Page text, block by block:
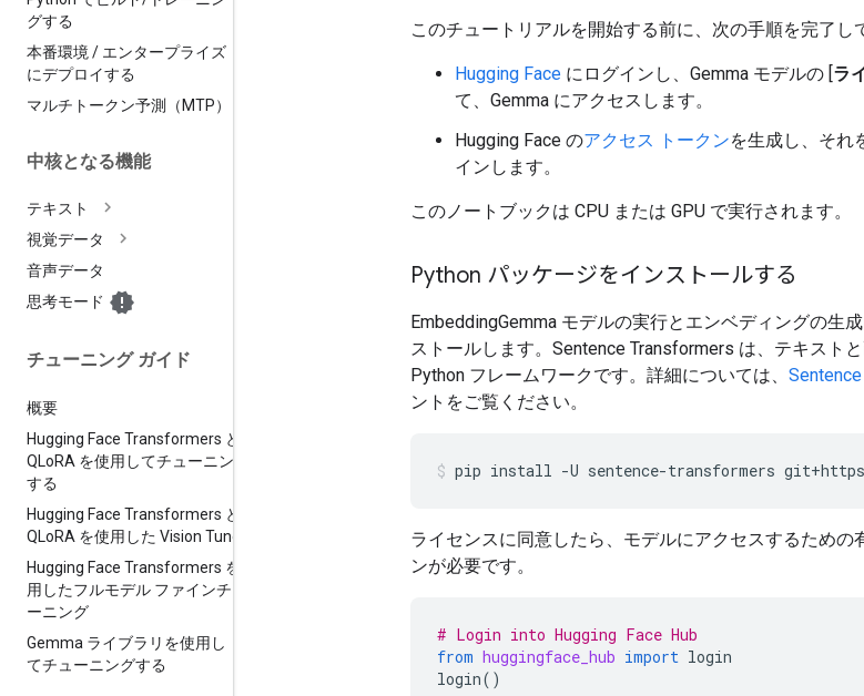
グする
本番環境 / エンタープライズ
にデプロイする
マルチトークン予測（MTP）
中核となる機能
テキスト
視覚データ
音声データ
思考モード
チューニング ガイド
概要
Hugging Face Transformers と
QLoRA を使用してチューニング
する
Hugging Face Transformers と
QLoRA を使用した Vision Tune
Hugging Face Transformers を使
用したフルモデル ファインチュ
ーニング
Gemma ライブラリを使用し
てチューニングする
このチュートリアルを開始する前に、次の手順を完了し
Hugging Face にログインし、Gemma モデルの [ラ
て、Gemma にアクセスします。
Hugging Face のアクセス トークンを生成し、それ
インします。
このノートブックは CPU または GPU で実行されます。
Python パッケージをインストールする
EmbeddingGemma モデルの実行とエンベディングの生
ストールします。Sentence Transformers は、テキスト
Python フレームワークです。詳細については、
ントをご覧ください。
pip install -U sentence-transformers
ライセンスに同意したら、モデルにアクセスするための
ンが必要です。
# Login into Hugging Face Hub
from huggingface_hub import login
login()